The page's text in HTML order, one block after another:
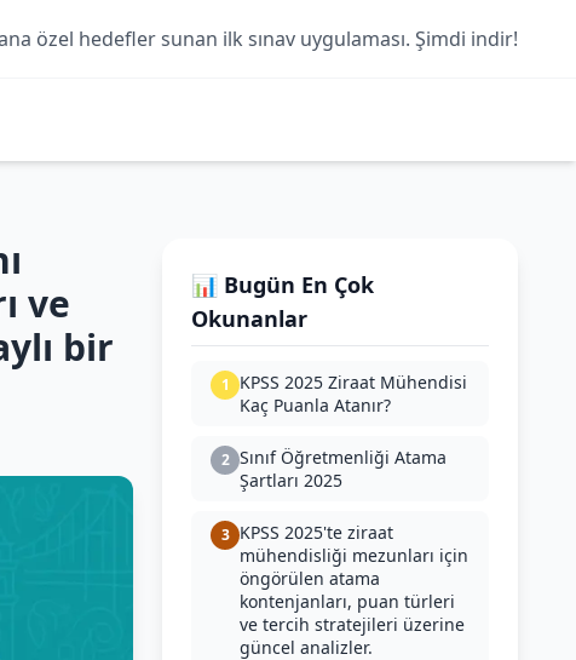
özel hedefler sunan ilk sınav uygulaması. Şimdi indir!
ve
bir
📊 Bugün En Çok
Okunanlar
1
KPSS 2025 Ziraat Mühendisi
Kaç Puanla Atanır?
2 Sınıf Öğretmenliği Atama
Şartları 2025
3 KPSS 2025'te ziraat
mühendisliği mezunları için
öngörülen atama
kontenjanları, puan türleri
ve tercih stratejileri üzerine
güncel analizler.